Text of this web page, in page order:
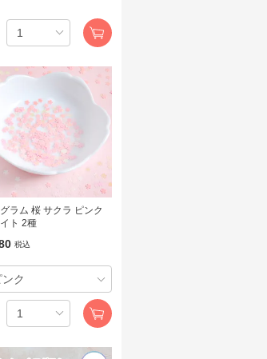
ラム 桜 サクラ ピンク
ト 2種
税込